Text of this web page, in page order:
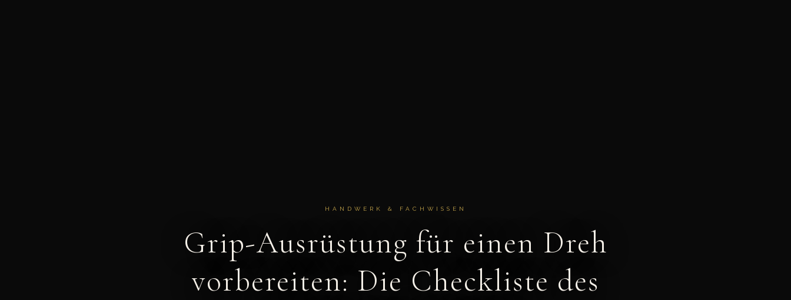
HANDWERK & FACHWISSEN
Grip-Ausrüstung für einen Dreh
vorbereiten: Die Checkliste des